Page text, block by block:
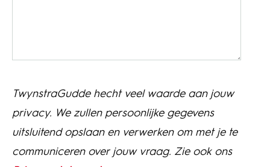
TwynstraGudde hecht veel waarde aan jouw
privacy. We zullen persoonlijke gegevens
uitsluitend opslaan en verwerken om met je te
communiceren over jouw vraag. Zie ook ons